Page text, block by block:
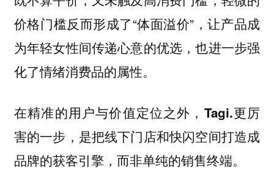
价格门槛反而形成了“体面溢价”，让产品成
为年轻女性间传递心意的优选，也进一步强
化了情绪消费品的属性。
在精准的用户与价值定位之外，Tagi.更厉
害的一步，是把线下门店和快闪空间打造成
品牌的获客引擎，而非单纯的销售终端。